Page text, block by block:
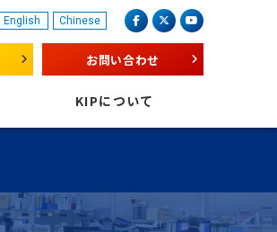
English Chinese facebookX（旧 twitter）
youtube
お問い合わせ
KIPについて